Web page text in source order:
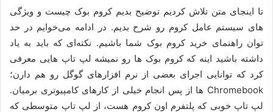
تا اینجای متن تلاش کردیم توضیح بدیم کروم بوک چیست و ویژگی
های سیستم عامل کروم رو شرح بدیم. در ادامه می‌خوایم در حد
توان راهنمای خرید کروم بوک شما باشیم. نکته‌ای که باید به یاد
داشته باشید اینه که کروم بوک ها رو نمیشه لپ تاپ هایی معرفی
کرد که توانایی اجرای بعضی از نرم افزارهای گوگل رو هم دارن؛
Chromebook ها از پس انجام خیلی از کارهای کامپیوتری برمیان.
لپ تاپ خوبی که پلتفرم اون کروم هست، از لپ تاپ متوسطی که